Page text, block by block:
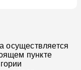
осуществляется
пункте